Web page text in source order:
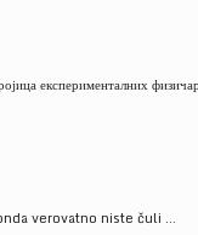
експерименталних
verovatno niste čuli ...